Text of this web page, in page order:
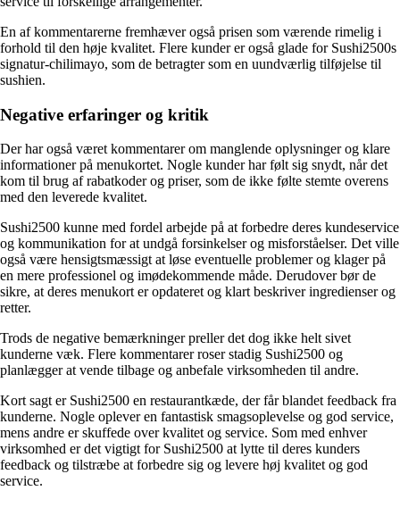
En af kommentarerne fremhæver også prisen som værende rimelig i
forhold til den høje kvalitet. Flere kunder er også glade for Sushi2500s
signatur-chilimayo, som de betragter som en uundværlig tilføjelse til
sushien.
Negative erfaringer og kritik
Der har også været kommentarer om manglende oplysninger og klare
informationer på menukortet. Nogle kunder har følt sig snydt, når det
kom til brug af rabatkoder og priser, som de ikke følte stemte overens
med den leverede kvalitet.
Sushi2500 kunne med fordel arbejde på at forbedre deres kundeservice
og kommunikation for at undgå forsinkelser og misforståelser. Det ville
også være hensigtsmæssigt at løse eventuelle problemer og klager på
en mere professionel og imødekommende måde. Derudover bør de
sikre, at deres menukort er opdateret og klart beskriver ingredienser og
retter.
Trods de negative bemærkninger preller det dog ikke helt sivet
kunderne væk. Flere kommentarer roser stadig Sushi2500 og
planlægger at vende tilbage og anbefale virksomheden til andre.
Kort sagt er Sushi2500 en restaurantkæde, der får blandet feedback fra
kunderne. Nogle oplever en fantastisk smagsoplevelse og god service,
mens andre er skuffede over kvalitet og service. Som med enhver
virksomhed er det vigtigt for Sushi2500 at lytte til deres kunders
feedback og tilstræbe at forbedre sig og levere høj kvalitet og god
service.